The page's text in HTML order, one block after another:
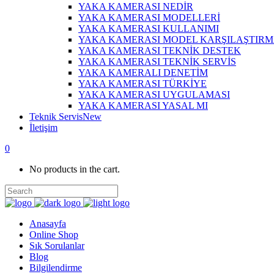
YAKA KAMERASI NEDİR
YAKA KAMERASI MODELLERİ
YAKA KAMERASI KULLANIMI
YAKA KAMERASI MODEL
YAKA KAMERASI TEKNİK DESTEK
YAKA KAMERASI TEKNİK SERVİS
YAKA KAMERALI DENETİM
YAKA KAMERASI TÜRKİYE
YAKA KAMERASI UYGULAMASI
YAKA KAMERASI YASAL MI
Teknik ServisNew
İletişim
0
No products in the cart.
Anasayfa
Online Shop
Sık Sorulanlar
Blog
Bilgilendirme